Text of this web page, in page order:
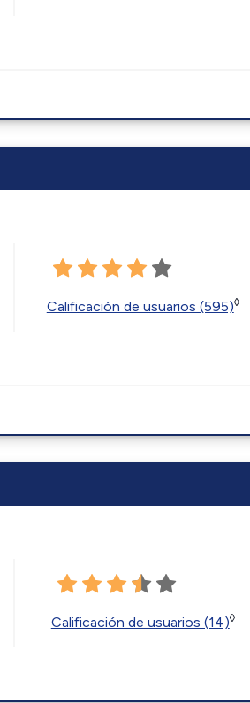
Calificación de usuarios (595)◊
Calificación de usuarios (14)◊